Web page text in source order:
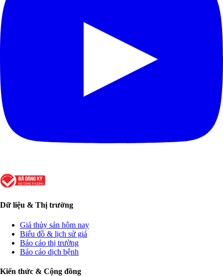
Dữ liệu & Thị trường
Giá thủy sản hôm nay
Biểu đồ & lịch sử giá
Báo cáo thị trường
Báo cáo dịch bệnh
Kiến thức & Cộng đồng